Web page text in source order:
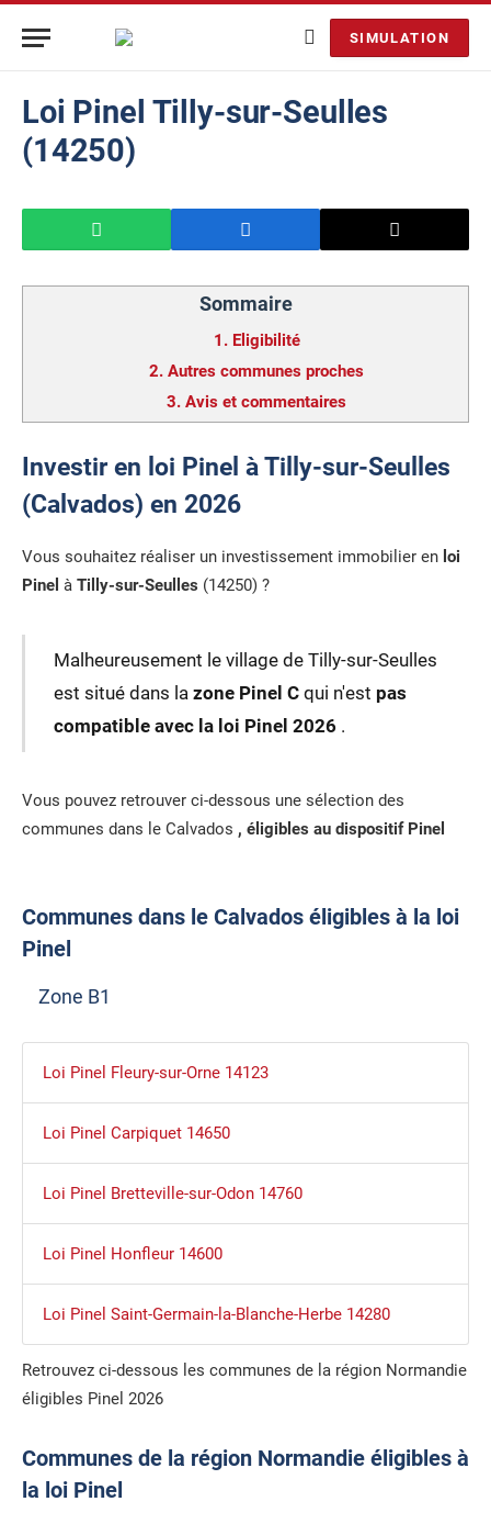
SIMULATION
Loi Pinel Tilly-sur-Seulles
(14250)
Sommaire
1. Eligibilité
2. Autres communes proches
3. Avis et commentaires
Investir en loi Pinel à Tilly-sur-Seulles
(Calvados) en 2026
Vous souhaitez réaliser un investissement immobilier en loi
Pinel à Tilly-sur-Seulles (14250) ?
Malheureusement le village de Tilly-sur-Seulles
est situé dans la zone Pinel Cqui n'est pas
compatible avec la loi Pinel 2026 .
Vous pouvez retrouver ci-dessous une sélection des
communes dans le Calvados , éligibles au dispositif Pinel
Communes dans le Calvados éligibles à la loi
Pinel
Zone B1
Loi Pinel Fleury-sur-Orne 14123
Loi Pinel Carpiquet 14650
Loi Pinel Bretteville-sur-Odon 14760
Loi Pinel Honfleur 14600
Loi Pinel Saint-Germain-la-Blanche-Herbe 14280
Retrouvez ci-dessous les communes de la région Normandie
éligibles Pinel 2026
Communes de la région Normandie éligibles à
la loi Pinel